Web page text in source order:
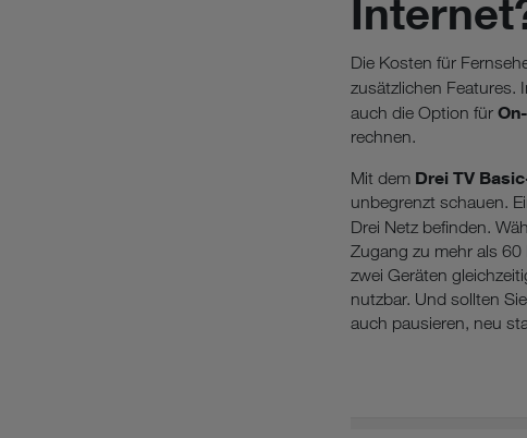
Die Kosten für
zusätzlichen Features.
auch die Option für
rechnen.
Mit dem Drei TV
unbegrenzt schauen.
Drei Netz befinden.
Zugang zu mehr als
zwei Geräten
nutzbar. Und sollten
auch pausieren, neu